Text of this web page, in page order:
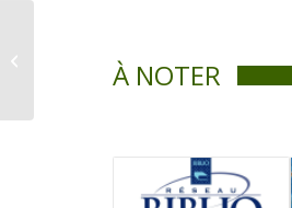
À NOTER
Desjardins-Jeunes au
travail! 2023